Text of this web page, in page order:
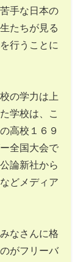
手な日本の
たちが見る
行うことに
の学力は上
学校は、こ
高校１６９
全国大会で
論新社から
どメディア
なさんに格
がフリーバ